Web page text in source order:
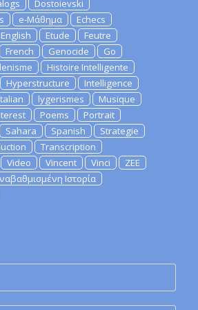
Dostoievski
e-Μάθημα
Echecs
English Etude
Feutre
French Genocide
Go
Histoire Intelligente
Hyperstructure
Intelligence
lygerismes
Musique
Poems
Portrait
Sahara Spanish
Strategie
Transcription
Video Vincent Vinci
ZEE
Ιστορία